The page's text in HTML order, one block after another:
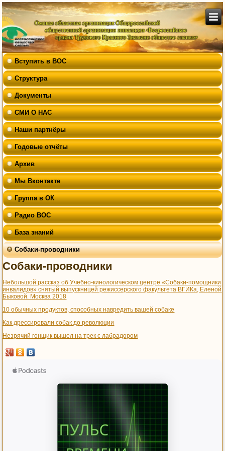
Вступить в ВОС
Структура
Документы
СМИ О НАС
Наши партнёры
Годовые отчёты
Архив
Мы Вконтакте
Группа в ОК
Радио ВОС
База знаний
Собаки-проводники
Собаки-проводники
Небольшой рассказ об Учебно-кинологическом центре «Собаки-помощники
инвалидов» снятый выпускницей режиссерского факультета ВГИКа, Еленой
Быковой. Москва 2018
10 обычных продуктов, способных навредить вашей собаке
Как дрессировали собак до революции
Незрячий гонщик вышел на трек с лабрадором